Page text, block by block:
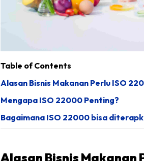
Table of Contents
Alasan Bisnis Makanan Perlu ISO
Mengapa ISO 22000 Penting?
Bagaimana ISO 22000 bisa
Alasan Bisnis Makanan